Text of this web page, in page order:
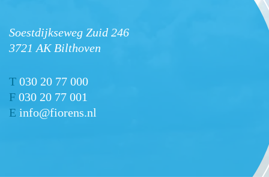
Soestdijkseweg Zuid 246
3721 AK Bilthoven
T 030 20 77 000
F 030 20 77 001
E info@fiorens.nl